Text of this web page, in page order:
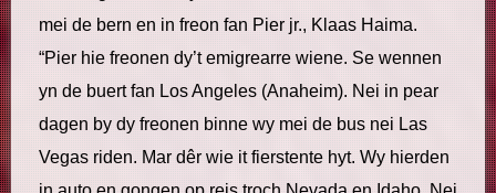
mei de bern en in freon fan Pier jr., Klaas Haima.
“Pier hie freonen dy’t emigrearre wiene. Se wennen
yn de buert fan Los Angeles (Anaheim). Nei in pear
dagen by dy freonen binne wy mei de bus nei Las
Vegas riden. Mar dêr wie it fierstente hyt. Wy hierden